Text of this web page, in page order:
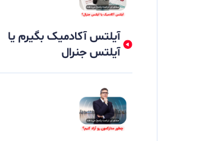
آیلتس آکادمیک بگیرم یا
آیلتس جنرال